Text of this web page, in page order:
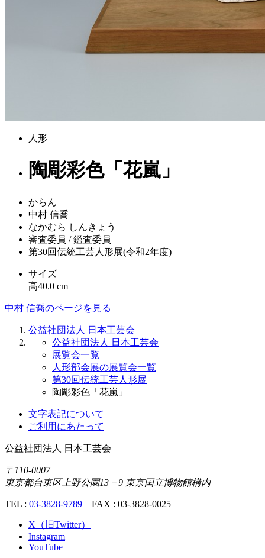
人形
陶彫彩色「花嵐」
からん
中村 信喬
なかむら しんきょう
審査委員 / 鑑査委員
第30回伝統工芸人形展(令和2年度)
サイズ
高40.0 cm
中村 信喬のページを見る
公益社団法人 日本工芸会
公益社団法人 日本工芸会
展覧会一覧
人形部会展の展覧会一覧
第30回伝統工芸人形展
陶彫彩色「花嵐」
文字表記について
ご利用にあたって
公益社団法人 日本工芸会
〒110-0007
東京都台東区上野公園13－9 東京国立博物館構内
TEL : 03-3828-9789 FAX : 03-3828-0025
X（旧Twitter）
Instagram
YouTube